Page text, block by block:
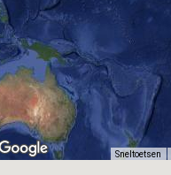
Sneltoetsen